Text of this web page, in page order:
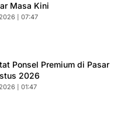
Masa Kini
| 07:47
Ponsel Premium di Pasar
2026
| 01:47